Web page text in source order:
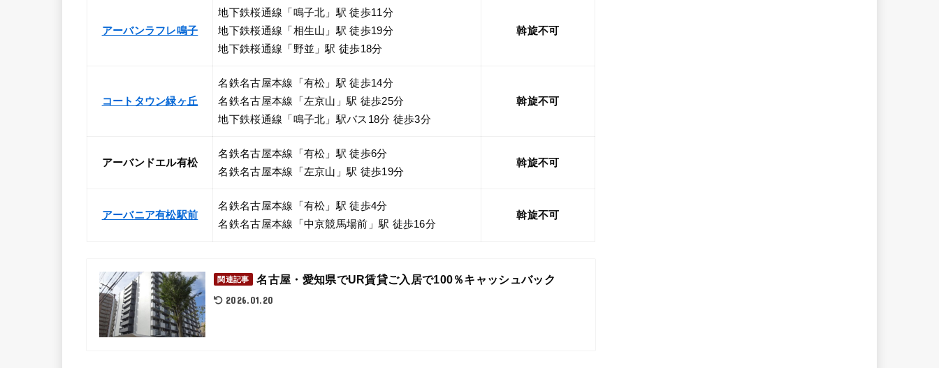
アーバンラフレ鳴子
地下鉄桜通線「鳴子北」駅 徒歩11分
地下鉄桜通線「相生山」駅 徒歩19分
地下鉄桜通線「野並」駅 徒歩18分
斡旋不可
コートタウン緑ヶ丘
名鉄名古屋本線「有松」駅 徒歩14分
名鉄名古屋本線「左京山」駅 徒歩25分
地下鉄桜通線「鳴子北」駅バス18分 徒歩3分
斡旋不可
アーバンドエル有松
名鉄名古屋本線「有松」駅 徒歩6分
名鉄名古屋本線「左京山」駅 徒歩19分
斡旋不可
アーバニア有松駅前
名鉄名古屋本線「有松」駅 徒歩4分
名鉄名古屋本線「中京競馬場前」駅 徒歩16分
斡旋不可
関連記事 名古屋・愛知県でUR賃貸ご入居で100％キャッシュバック
2026.01.20